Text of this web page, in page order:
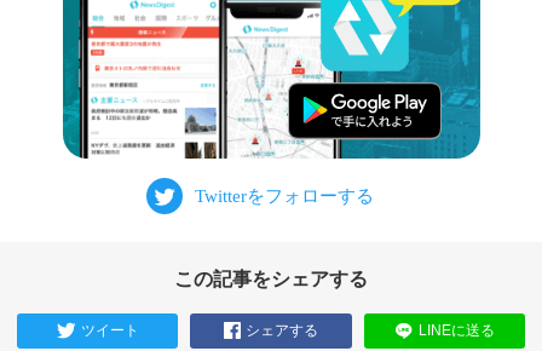
この記事をシェアする
ツイート シェアする LINEに送る